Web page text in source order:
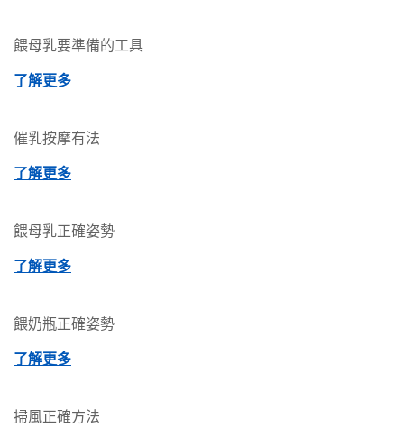
餵母乳要準備的工具
了解更多
催乳按摩有法
了解更多
餵母乳正確姿勢
了解更多
餵奶瓶正確姿勢
了解更多
掃風正確方法